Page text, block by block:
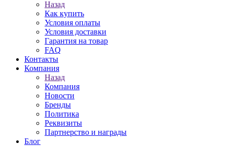
Назад
Как купить
Условия оплаты
Условия доставки
Гарантия на товар
FAQ
Контакты
Компания
Назад
Компания
Новости
Бренды
Политика
Реквизиты
Партнерство и награды
Блог